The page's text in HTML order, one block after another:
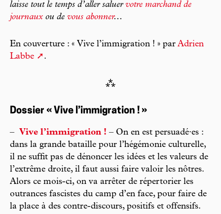
laisse tout le temps d’aller saluer votre marchand de
journaux ou de vous abonner...
En couverture : « Vive l’immigration ! » par Adrien
Labbe
.
⁂
Dossier « Vive l’immigration ! »
– Vive l’immigration ! – On en est persuadé·es :
dans la grande bataille pour l’hégémonie culturelle,
il ne suffit pas de dénoncer les idées et les valeurs de
l’extrême droite, il faut aussi faire valoir les nôtres.
Alors ce mois-ci, on va arrêter de répertorier les
outrances fascistes du camp d’en face, pour faire de
la place à des contre-discours, positifs et offensifs.